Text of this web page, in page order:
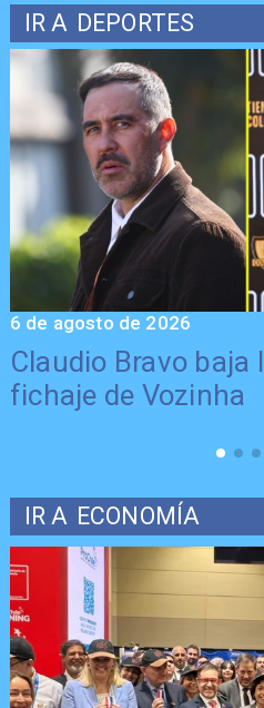
IR A DEPORTES
Claudio Bravo baja
fichaje de Vozinha
6 de agosto de 2026
IR A ECONOMÍA